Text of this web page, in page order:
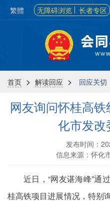
繁體 无障碍浏览 长者专区
首页 > 解读回应 > 回应关切
网友询问怀桂高
化市发改
发布时间：
信息来源：怀化
近日，“网友谌海峰”通
桂高铁项目进展情况，特别